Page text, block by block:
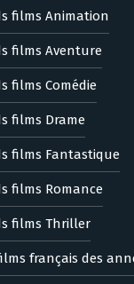
films Animation
films Aventure
films Comédie
films Drame
films Fantastique
films Romance
films Thriller
français des